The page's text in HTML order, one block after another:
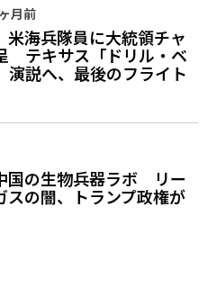
月前
米海兵隊員に大統領チャ
テキサス「ドリル・ベ
演説へ、最後のフライト
国の生物兵器ラボ リー
スの闇、トランプ政権が